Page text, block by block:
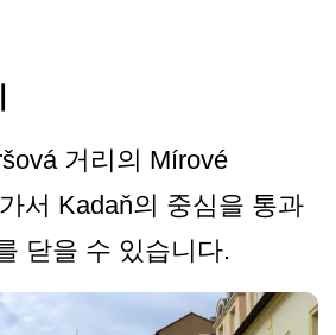
거리의 Mírové
서 Kadaň의 중심을 통과
닫을 수 있습니다.